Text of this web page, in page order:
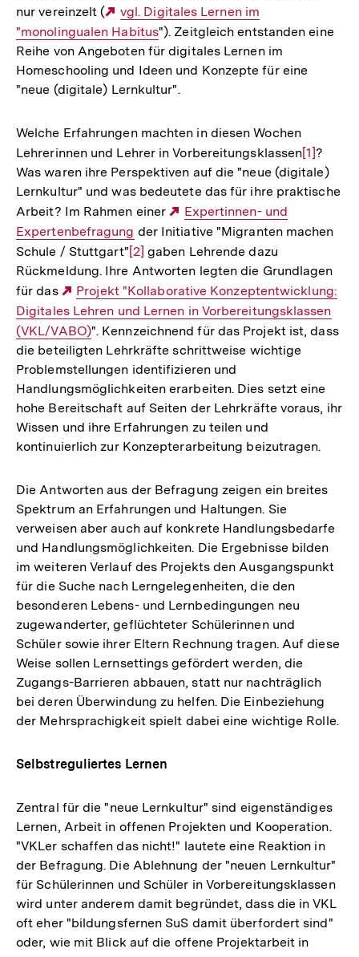
nur vereinzelt (
Externer
Link:
vgl. Digitales Lernen im
"monolingualen Habitus"). Zeitgleich entstanden eine
Reihe von Angeboten für digitales Lernen im
Homeschooling und Ideen und Konzepte für eine
"neue (digitale) Lernkultur".
Welche Erfahrungen machten in diesen Wochen
Lehrerinnen und Lehrer in VorbereitungsklassenZur
der
[1]?
Was waren ihre Perspektiven auf die "neue (digitale)
Lernkultur" und was bedeutete das für ihre praktische
Arbeit? Im Rahmen einer
Externer
Link:
Expertinnen- und
Expertenbefragung der Initiative "Migranten machen
Schule / Stuttgart"Zur
Auflösung
der
Fußnote
[2] gaben Lehrende dazu
Rückmeldung. Ihre Antworten legten die Grundlagen
für das
Externer
Link:
Projekt "Kollaborative Konzeptentwicklung:
Digitales Lehren und Lernen in Vorbereitungsklassen
(VKL/VABO)". Kennzeichnend für das Projekt ist, dass
die beteiligten Lehrkräfte schrittweise wichtige
Problemstellungen identifizieren und
Handlungsmöglichkeiten erarbeiten. Dies setzt eine
hohe Bereitschaft auf Seiten der Lehrkräfte voraus, ihr
Wissen und ihre Erfahrungen zu teilen und
kontinuierlich zur Konzepterarbeitung beizutragen.
Die Antworten aus der Befragung zeigen ein breites
Spektrum an Erfahrungen und Haltungen. Sie
verweisen aber auch auf konkrete Handlungsbedarfe
und Handlungsmöglichkeiten. Die Ergebnisse bilden
im weiteren Verlauf des Projekts den Ausgangspunkt
für die Suche nach Lerngelegenheiten, die den
besonderen Lebens- und Lernbedingungen neu
zugewanderter, geflüchteter Schülerinnen und
Schüler sowie ihrer Eltern Rechnung tragen. Auf diese
Weise sollen Lernsettings gefördert werden, die
Zugangs-Barrieren abbauen, statt nur nachträglich
bei deren Überwindung zu helfen. Die Einbeziehung
der Mehrsprachigkeit spielt dabei eine wichtige Rolle.
Selbstreguliertes Lernen
Zentral für die "neue Lernkultur" sind eigenständiges
Lernen, Arbeit in offenen Projekten und Kooperation.
"VKLer schaffen das nicht!" lautete eine Reaktion in
der Befragung. Die Ablehnung der "neuen Lernkultur"
für Schülerinnen und Schüler in Vorbereitungsklassen
wird unter anderem damit begründet, dass die in VKL
oft eher "bildungsfernen SuS damit überfordert sind"
oder, wie mit Blick auf die offene Projektarbeit in